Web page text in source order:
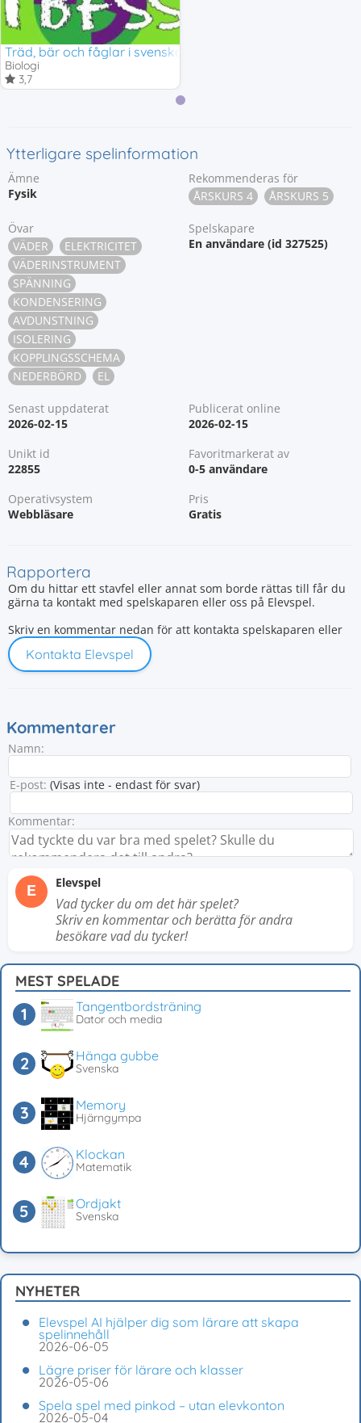
Träd, bär och fåglar i svenska skogar
Biologi
3,7
Ytterligare spelinformation
Ämne
Fysik
Rekommenderas för
ÅRSKURS 4
ÅRSKURS 5
Övar
VÄDER
ELEKTRICITET
VÄDERINSTRUMENT
SPÄNNING
KONDENSERING
AVDUNSTNING
ISOLERING
KOPPLINGSSCHEMA
NEDERBÖRD
EL
Spelskapare
En användare (id 327525)
Senast uppdaterat
2026-02-15
Publicerat online
2026-02-15
Unikt id
22855
Favoritmarkerat av
0-5 användare
Operativsystem
Webbläsare
Pris
Gratis
Rapportera
Om du hittar ett stavfel eller annat som borde rättas till får du
gärna ta kontakt med spelskaparen eller oss på Elevspel.
Skriv en kommentar nedan för att kontakta spelskaparen eller
Kontakta Elevspel
Kommentarer
Namn:
E-post: (Visas inte - endast för svar)
Kommentar:
E Elevspel
Vad tycker du om det här spelet?
Skriv en kommentar och berätta för andra
besökare vad du tycker!
MEST SPELADE
Tangentbordsträning
Dator och media
Hänga gubbe
Svenska
Memory
Hjärngympa
Klockan
Matematik
Ordjakt
Svenska
NYHETER
Elevspel AI hjälper dig som lärare att skapa
spelinnehåll
2026-06-05
Lägre priser för lärare och klasser
2026-05-06
Spela spel med pinkod – utan elevkonton
2026-05-04